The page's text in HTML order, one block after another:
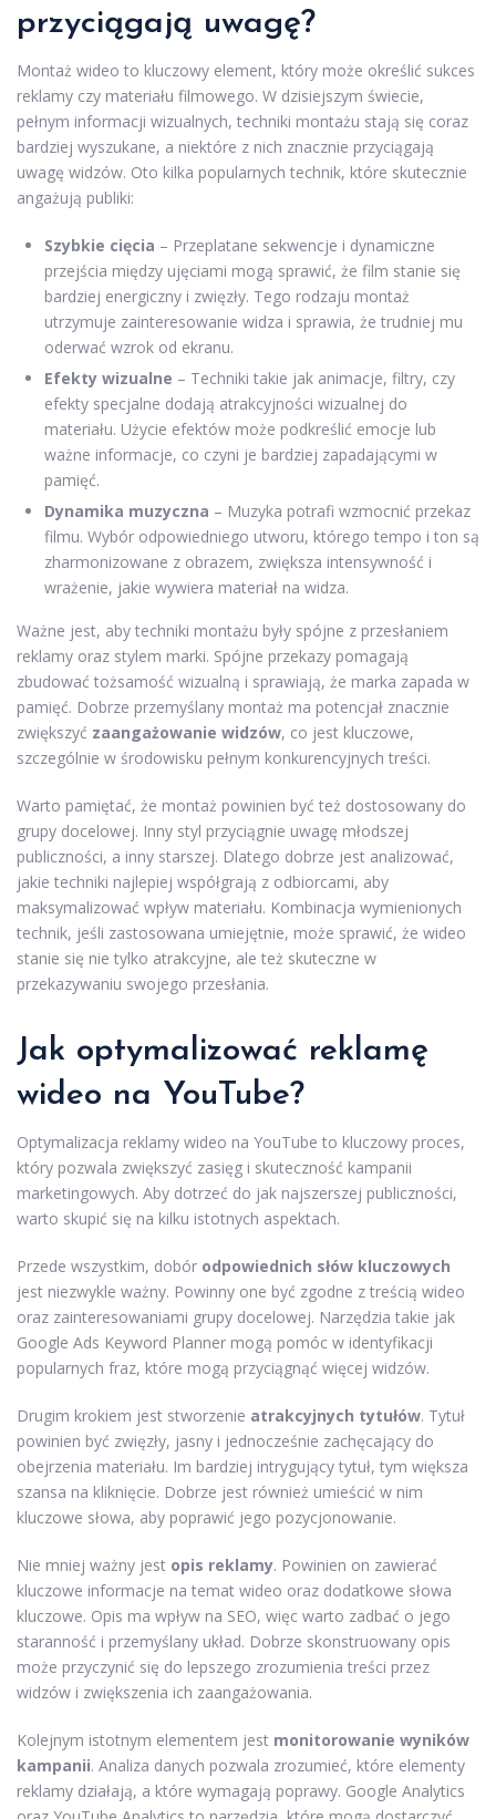
przyciągają uwagę?
Montaż wideo to kluczowy element, który może określić sukces
reklamy czy materiału filmowego. W dzisiejszym świecie,
pełnym informacji wizualnych, techniki montażu stają się coraz
bardziej wyszukane, a niektóre z nich znacznie przyciągają
uwagę widzów. Oto kilka popularnych technik, które skutecznie
angażują publiki:
Szybkie cięcia – Przeplatane sekwencje i dynamiczne
przejścia między ujęciami mogą sprawić, że film stanie się
bardziej energiczny i zwięzły. Tego rodzaju montaż
utrzymuje zainteresowanie widza i sprawia, że trudniej mu
oderwać wzrok od ekranu.
Efekty wizualne – Techniki takie jak animacje, filtry, czy
efekty specjalne dodają atrakcyjności wizualnej do
materiału. Użycie efektów może podkreślić emocje lub
ważne informacje, co czyni je bardziej zapadającymi w
pamięć.
Dynamika muzyczna – Muzyka potrafi wzmocnić przekaz
filmu. Wybór odpowiedniego utworu, którego tempo i ton są
zharmonizowane z obrazem, zwiększa intensywność i
wrażenie, jakie wywiera materiał na widza.
Ważne jest, aby techniki montażu były spójne z przesłaniem
reklamy oraz stylem marki. Spójne przekazy pomagają
zbudować tożsamość wizualną i sprawiają, że marka zapada w
pamięć. Dobrze przemyślany montaż ma potencjał znacznie
zwiększyć zaangażowanie widzów, co jest kluczowe,
szczególnie w środowisku pełnym konkurencyjnych treści.
Warto pamiętać, że montaż powinien być też dostosowany do
grupy docelowej. Inny styl przyciągnie uwagę młodszej
publiczności, a inny starszej. Dlatego dobrze jest analizować,
jakie techniki najlepiej współgrają z odbiorcami, aby
maksymalizować wpływ materiału. Kombinacja wymienionych
technik, jeśli zastosowana umiejętnie, może sprawić, że wideo
stanie się nie tylko atrakcyjne, ale też skuteczne w
przekazywaniu swojego przesłania.
Jak optymalizować reklamę
wideo na YouTube?
Optymalizacja reklamy wideo na YouTube to kluczowy proces,
który pozwala zwiększyć zasięg i skuteczność kampanii
marketingowych. Aby dotrzeć do jak najszerszej publiczności,
warto skupić się na kilku istotnych aspektach.
Przede wszystkim, dobór odpowiednich słów kluczowych
jest niezwykle ważny. Powinny one być zgodne z treścią wideo
oraz zainteresowaniami grupy docelowej. Narzędzia takie jak
Google Ads Keyword Planner mogą pomóc w identyfikacji
popularnych fraz, które mogą przyciągnąć więcej widzów.
Drugim krokiem jest stworzenie atrakcyjnych tytułów. Tytuł
powinien być zwięzły, jasny i jednocześnie zachęcający do
obejrzenia materiału. Im bardziej intrygujący tytuł, tym większa
szansa na kliknięcie. Dobrze jest również umieścić w nim
kluczowe słowa, aby poprawić jego pozycjonowanie.
Nie mniej ważny jest opis reklamy. Powinien on zawierać
kluczowe informacje na temat wideo oraz dodatkowe słowa
kluczowe. Opis ma wpływ na SEO, więc warto zadbać o jego
staranność i przemyślany układ. Dobrze skonstruowany opis
może przyczynić się do lepszego zrozumienia treści przez
widzów i zwiększenia ich zaangażowania.
Kolejnym istotnym elementem jest monitorowanie wyników
kampanii. Analiza danych pozwala zrozumieć, które elementy
reklamy działają, a które wymagają poprawy. Google Analytics